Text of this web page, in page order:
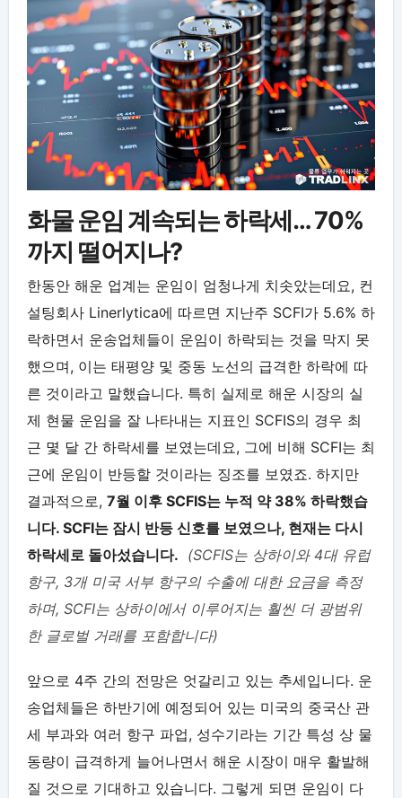
화물 운임 계속되는 하락세… 70%
까지 떨어지나?
한동안 해운 업계는 운임이 엄청나게 치솟았는데요, 컨
설팅회사 Linerlytica에 따르면 지난주 SCFI가 5.6% 하
락하면서 운송업체들이 운임이 하락되는 것을 막지 못
했으며, 이는 태평양 및 중동 노선의 급격한 하락에 따
른 것이라고 말했습니다. 특히 실제로 해운 시장의 실
제 현물 운임을 잘 나타내는 지표인 SCFIS의 경우 최
근 몇 달 간 하락세를 보였는데요, 그에 비해 SCFI는 최
근에 운임이 반등할 것이라는 징조를 보였죠. 하지만
결과적으로, 7월 이후 SCFIS는 누적 약 38% 하락했습
니다. SCFI는 잠시 반등 신호를 보였으나, 현재는 다시
하락세로 돌아섰습니다. (SCFIS는 상하이와 4대 유럽
항구, 3개 미국 서부 항구의 수출에 대한 요금을 측정
하며, SCFI는 상하이에서 이루어지는 훨씬 더 광범위
한 글로벌 거래를 포함합니다)
앞으로 4주 간의 전망은 엇갈리고 있는 추세입니다. 운
송업체들은 하반기에 예정되어 있는 미국의 중국산 관
세 부과와 여러 항구 파업, 성수기라는 기간 특성 상 물
동량이 급격하게 늘어나면서 해운 시장이 매우 활발해
질 것으로 기대하고 있습니다. 그렇게 되면 운임이 다